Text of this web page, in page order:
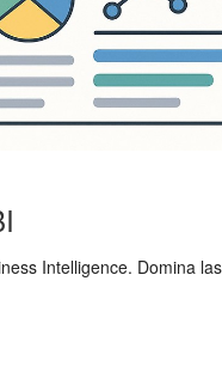
Intelligence. Domina